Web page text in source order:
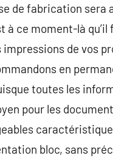
de fabrication sera
à ce moment-là
de vos
en
toutes les
pour les
bloc, sans